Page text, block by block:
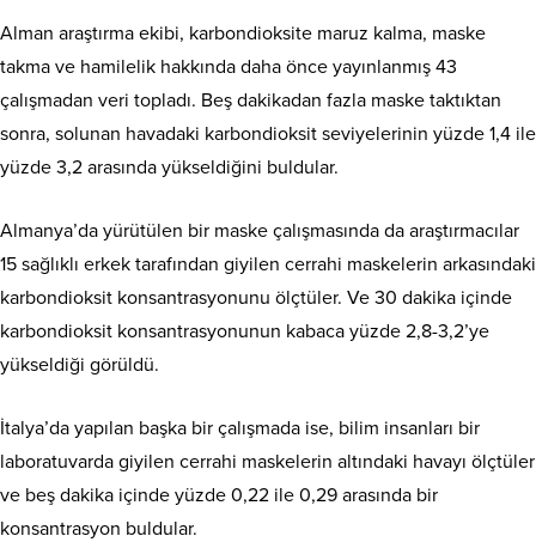
Alman araştırma ekibi, karbondioksite maruz kalma, maske
takma ve hamilelik hakkında daha önce yayınlanmış 43
çalışmadan veri topladı. Beş dakikadan fazla maske taktıktan
sonra, solunan havadaki karbondioksit seviyelerinin yüzde 1,4 ile
yüzde 3,2 arasında yükseldiğini buldular.
Almanya’da yürütülen bir maske çalışmasında da araştırmacılar
15 sağlıklı erkek tarafından giyilen cerrahi maskelerin arkasındaki
karbondioksit konsantrasyonunu ölçtüler. Ve 30 dakika içinde
karbondioksit konsantrasyonunun kabaca yüzde 2,8-3,2’ye
yükseldiği görüldü.
İtalya’da yapılan başka bir çalışmada ise, bilim insanları bir
laboratuvarda giyilen cerrahi maskelerin altındaki havayı ölçtüler
ve beş dakika içinde yüzde 0,22 ile 0,29 arasında bir
konsantrasyon buldular.